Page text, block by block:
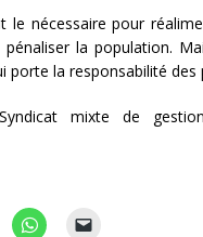
le nécessaire pour
la population.
porte la responsabilité des
mixte de